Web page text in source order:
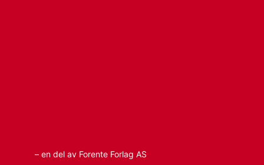
– en del av Forente Forlag AS